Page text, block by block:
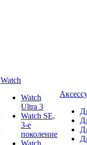
Watch
Watch
Ultra 3
Watch SE,
3-е
поколение
Watch